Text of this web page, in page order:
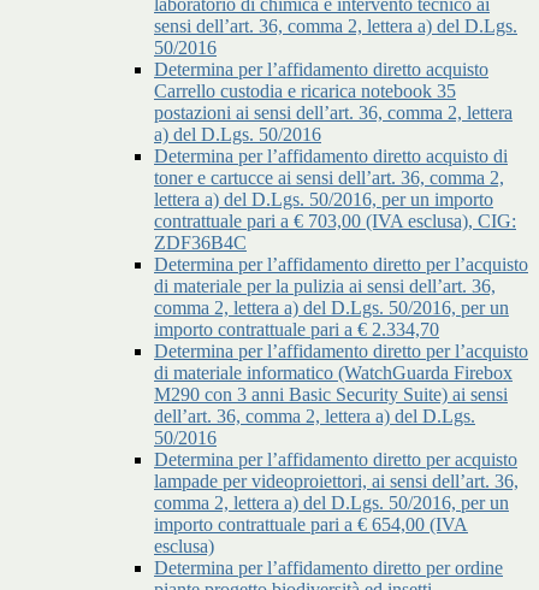
laboratorio di chimica e intervento tecnico ai
sensi dell’art. 36, comma 2, lettera a) del D.Lgs.
50/2016
Determina per l’affidamento diretto acquisto
Carrello custodia e ricarica notebook 35
postazioni ai sensi dell’art. 36, comma 2, lettera
a) del D.Lgs. 50/2016
Determina per l’affidamento diretto acquisto di
toner e cartucce ai sensi dell’art. 36, comma 2,
lettera a) del D.Lgs. 50/2016, per un importo
contrattuale pari a € 703,00 (IVA esclusa), CIG:
ZDF36B4C
Determina per l’affidamento diretto per l’acquisto
di materiale per la pulizia ai sensi dell’art. 36,
comma 2, lettera a) del D.Lgs. 50/2016, per un
importo contrattuale pari a € 2.334,70
Determina per l’affidamento diretto per l’acquisto
di materiale informatico (WatchGuarda Firebox
M290 con 3 anni Basic Security Suite) ai sensi
dell’art. 36, comma 2, lettera a) del D.Lgs.
50/2016
Determina per l’affidamento diretto per acquisto
lampade per videoproiettori, ai sensi dell’art. 36,
comma 2, lettera a) del D.Lgs. 50/2016, per un
importo contrattuale pari a € 654,00 (IVA
esclusa)
Determina per l’affidamento diretto per ordine